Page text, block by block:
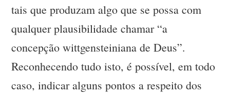
tais que produzam algo que se possa com
qualquer plausibilidade chamar “a
concepção wittgensteiniana de Deus”.
Reconhecendo tudo isto, é possível, em todo
caso, indicar alguns pontos a respeito dos